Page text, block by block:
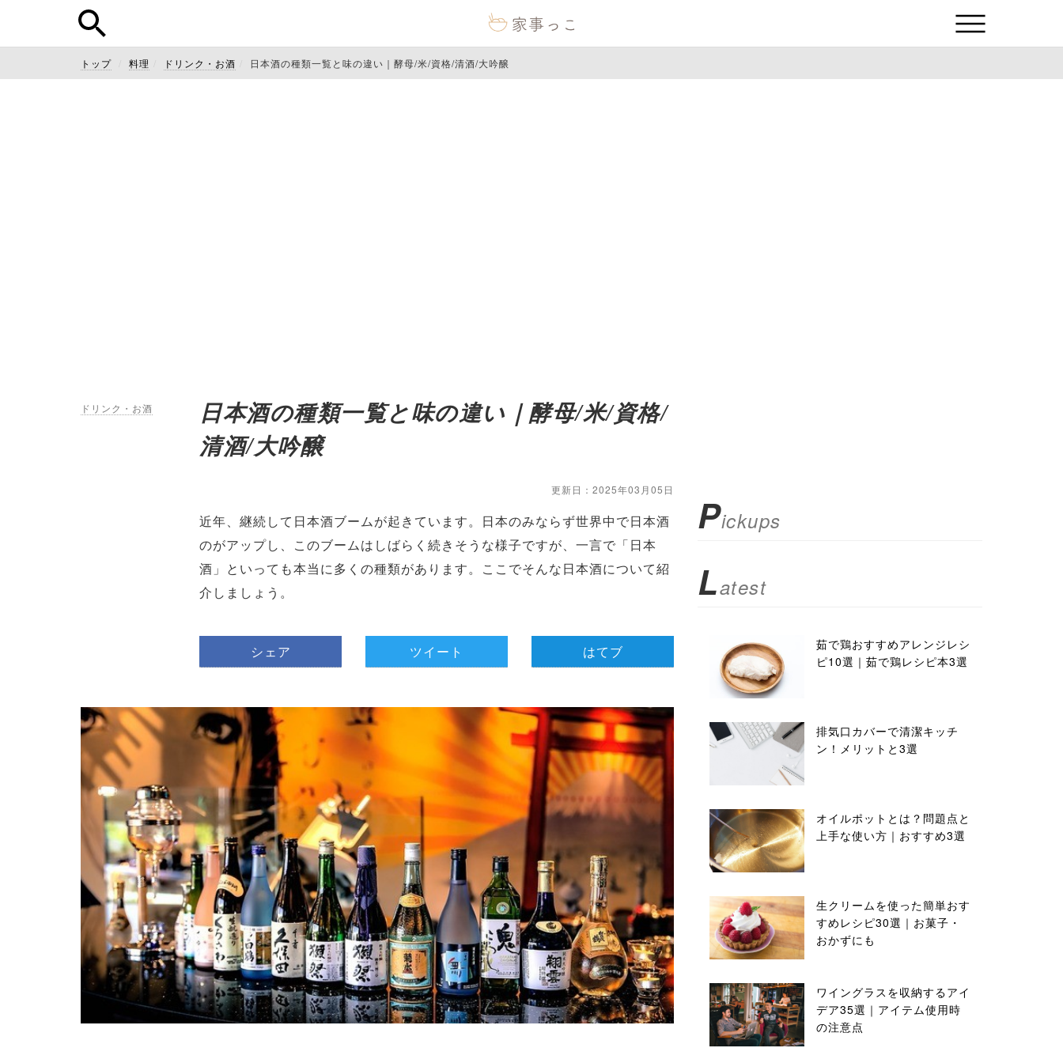
トップ 料理 ドリンク・お酒 日本酒の種類一覧と味の違い｜酵母/米/資格/清酒/大吟醸
ドリンク・お酒
日本酒の種類一覧と味の違い｜酵母/米/資格/
清酒/大吟醸
更新日：2025年03月05日
近年、継続して日本酒ブームが起きています。日本のみならず世界中で日本酒
のがアップし、このブームはしばらく続きそうな様子ですが、一言で「日本
酒」といっても本当に多くの種類があります。ここでそんな日本酒について紹
介しましょう。
シェア ツイート はてブ
Pickups
Latest
茹で鶏おすすめアレンジレシ
ピ10選｜茹で鶏レシピ本3選
排気口カバーで清潔キッチ
ン！メリットと3選
オイルポットとは？問題点と
上手な使い方｜おすすめ3選
生クリームを使った簡単おす
すめレシピ30選｜お菓子・
おかずにも
ワイングラスを収納するアイ
デア35選｜アイテム使用時
の注意点